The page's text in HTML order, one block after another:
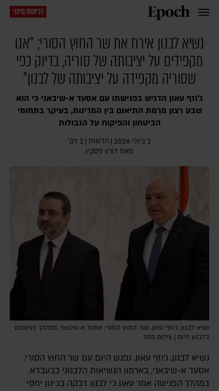
רכישת מינוי
נשיא לבנון אירח את שר החוץ הסורי; "אנו
מקפידים על יציבותה של סוריה, בדיוק כפי
שסוריה מקפידה על יציבותה של לבנון"
ג'וזף עאון הדגיש בפגישתו עם אסעד א-שיבאני כי הוא
שבע רצון מרמת התיאום בין המדינות, בעיקר בתחומי
הביטחון והפיקוח על הגבולות
2 ביולי 2026 | חדשות | 2 דק׳
מאת דורון פסקין
נשיא לבנון, ג'וזף עאון, ושר החוץ הסורי, אסעד א-שיבאני, במהלך פגישתם
בלבנון היום | צילום מסך
נשיא לבנון, ג'וזף עאון, נפגש היום עם שר החוץ הסורי,
אסעד א-שיבאני, בארמון הנשיאות הלבנוני בבעבדא.
במהלך הפגישה אמר עאון כי לבנון דבקה בכינון יחסי